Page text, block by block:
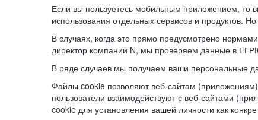
Если вы пользуетесь мобильным приложением, то
использования отдельных сервисов и продуктов.
В случаях, когда это прямо предусмотрено
директор компании N, мы проверяем данные в
В ряде случаев мы получаем ваши персональные
Файлы cookie позволяют веб-сайтам (приложениям)
пользователи взаимодействуют с веб-сайтами
cookie для установления вашей личности как